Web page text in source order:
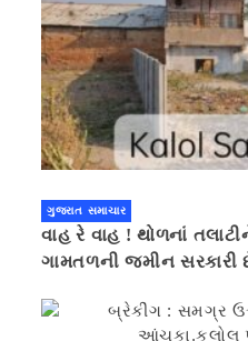
ગુજરાત સમાચાર
વાહ રે વાહ ! થોળનાં
ગામતળની જમીન સરકારી